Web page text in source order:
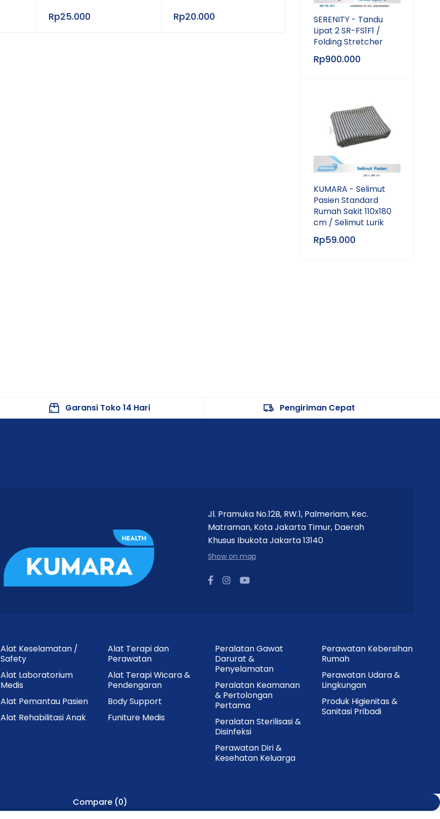
Rp25.000 Rp20.000 259.500
SERENITY - Tandu
Lipat 2 SR-FS1F1 /
Folding Stretcher
Rp900.000
KUMARA - Selimut
Pasien Standard
Rumah Sakit 110x180
cm / Selimut Lurik
Rp59.000
Garansi Toko 14 Hari Pengiriman Cepat
Jl. Pramuka No.12B, RW.1, Palmeriam, Kec.
Matraman, Kota Jakarta Timur, Daerah
Khusus Ibukota Jakarta 13140
Show on map
Alat Keselamatan /
Safety
Alat Laboratorium
Medis
Alat Pemantau Pasien
Alat Rehabilitasi Anak
Alat Terapi dan
Perawatan
Alat Terapi Wicara &
Pendengaran
Body Support
Funiture Medis
Peralatan Gawat
Darurat &
Penyelamatan
Peralatan Keamanan
& Pertolongan
Pertama
Peralatan Sterilisasi &
Disinfeksi
Perawatan Diri &
Kesehatan Keluarga
Perawatan Kebersihan
Rumah
Perawatan Udara &
Lingkungan
Produk Higienitas &
Sanitasi Pribadi
Compare (0)